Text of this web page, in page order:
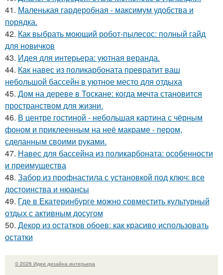
41. Маленькая гардеробная - максимум удобства и
порядка.
42. Как выбрать моющий робот-пылесос: полный гайд
для новичков
43. Идея для интерьера: уютная веранда.
44. Как навес из поликарбоната превратит ваш
небольшой бассейн в уютное место для отдыха
45. Дом на дереве в Тоскане: когда мечта становится
пространством для жизни.
46. В центре гостиной - небольшая картина с чёрным
фоном и приклеенным на неё макраме - пером,
сделанным своими руками.
47. Навес для бассейна из поликарбоната: особенности
и преимущества
48. Забор из профнастила с установкой под ключ: все
достоинства и нюансы
49. Где в Екатеринбурге можно совместить культурный
отдых с активным досугом
50. Декор из остатков обоев: как красиво использовать
остатки
© 2026 Идеи дизайна интерьера